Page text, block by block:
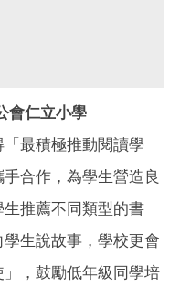
會仁立小學
最積極推動閱讀學
合作，為學生營造良
推薦不同類型的書
生說故事，學校更會
，鼓勵低年級同學培